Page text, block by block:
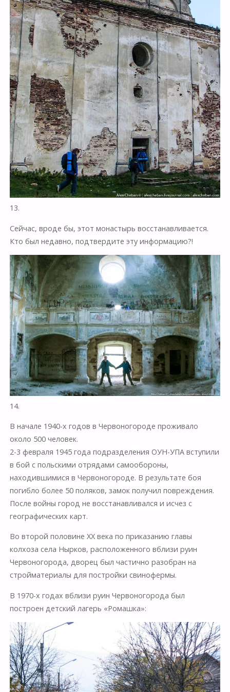
13.
Сейчас, вроде бы, этот монастырь восстанавливается.
Кто был недавно, подтвердите эту информацию?!
14.
В начале 1940-х годов в Червоногороде проживало
около 500 человек.
2-3 февраля 1945 года подразделения ОУН-УПА вступили
в бой с польскими отрядами самообороны,
находившимися в Червоногороде. В результате боя
погибло более 50 поляков, замок получил повреждения.
После войны город не восстанавливался и исчез с
географических карт.
Во второй половине XX века по приказанию главы
колхоза села Нырков, расположенного вблизи руин
Червоногорода, дворец был частично разобран на
стройматериалы для постройки свинофермы.
В 1970-х годах вблизи руин Червоногорода был
построен детский лагерь «Ромашка»: